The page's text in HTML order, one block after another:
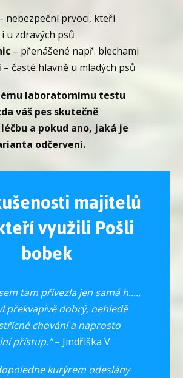
nebezpeční prvoci, kteří
u zdravých psů
– přenášené např. blechami
– časté hlavně u mladých psů
laboratornímu testu
váš pes skutečně
a pokud ano, jaká je
odčervení.
majitelů
využili Pošli
bobek
tam přivezla jen samá h....,
překvapivě dobrý, nehledě
chování a naprosto
přístup."– Jindřiška V.
kurýrem odeslány